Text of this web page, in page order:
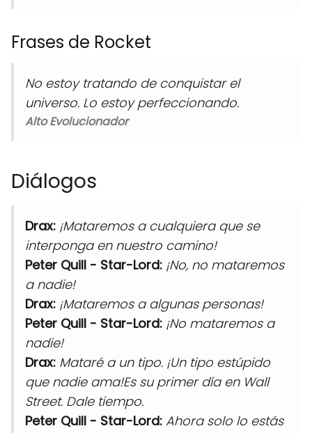
Frases de Rocket
No estoy tratando de conquistar el
universo. Lo estoy perfeccionando.
Alto Evolucionador
Diálogos
Drax: ¡Mataremos a cualquiera que se
interponga en nuestro camino!
Peter Quill - Star-Lord: ¡No, no mataremos
a nadie!
Drax: ¡Mataremos a algunas personas!
Peter Quill - Star-Lord: ¡No mataremos a
nadie!
Drax: Mataré a un tipo. ¡Un tipo estúpido
que nadie ama!Es su primer día en Wall
Street. Dale tiempo.
Peter Quill - Star-Lord: Ahora solo lo estás